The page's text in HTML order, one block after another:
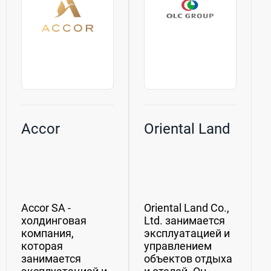
Accor
Accor SA -
холдинговая
компания,
которая
занимается
Oriental Land
Oriental Land Co.,
Ltd. занимается
эксплуатацией и
управлением
объектов отдыха